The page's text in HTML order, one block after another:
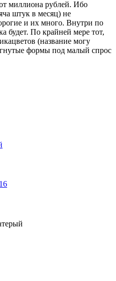
миллиона рублей. Ибо
штук в месяц) не
и их много. Внутри по
будет. По крайней мере тот,
(название могу
формы под малый спрос